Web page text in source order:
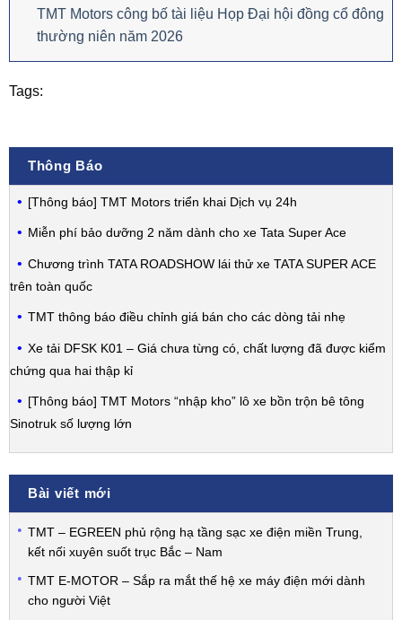
TMT Motors công bố tài liệu Họp Đại hội đồng cổ đông
thường niên năm 2026
Tags:
Thông Báo
[Thông báo] TMT Motors triển khai Dịch vụ 24h
Miễn phí bảo dưỡng 2 năm dành cho xe Tata Super Ace
Chương trình TATA ROADSHOW lái thử xe TATA SUPER ACE
trên toàn quốc
TMT thông báo điều chỉnh giá bán cho các dòng tải nhẹ
Xe tải DFSK K01 – Giá chưa từng có, chất lượng đã được kiểm
chứng qua hai thập kỉ
[Thông báo] TMT Motors “nhập kho” lô xe bồn trộn bê tông
Sinotruk số lượng lớn
Bài viết mới
TMT – EGREEN phủ rộng hạ tầng sạc xe điện miền Trung,
kết nối xuyên suốt trục Bắc – Nam
TMT E-MOTOR – Sắp ra mắt thế hệ xe máy điện mới dành
cho người Việt